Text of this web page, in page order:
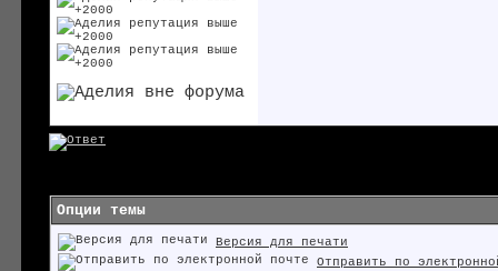
Опции темы
Версия для печати
Отправить по